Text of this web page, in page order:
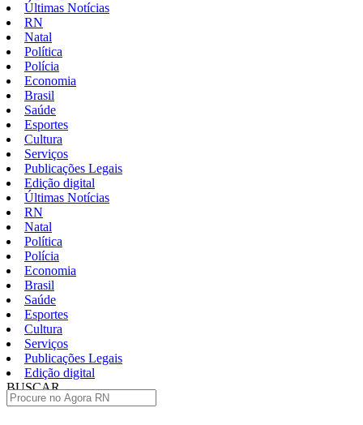
Últimas Notícias
RN
Natal
Política
Polícia
Economia
Brasil
Saúde
Esportes
Cultura
Serviços
Publicações Legais
Edição digital
Últimas Notícias
RN
Natal
Política
Polícia
Economia
Brasil
Saúde
Esportes
Cultura
Serviços
Publicações Legais
Edição digital
BUSCAR